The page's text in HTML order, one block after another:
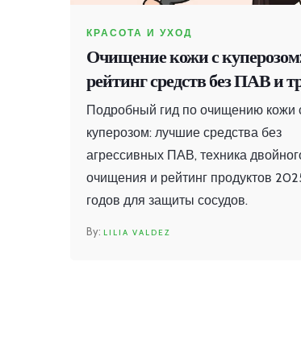
КРАСОТА И УХОД
Очищение кожи с
рейтинг средств без ПАВ и
2026 году
Подробный гид по очищению кожи
куперозом: лучшие средства без
агрессивных ПАВ, техника
очищения и рейтинг продуктов
годов для защиты сосудов.
LILIA VALDEZ